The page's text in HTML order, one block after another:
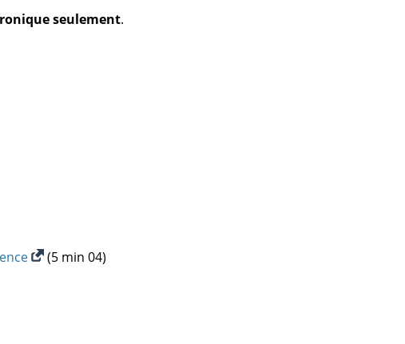
seulement.
(5 min 04)